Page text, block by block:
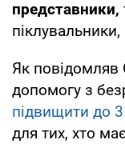
представники,
Як повідомляв
допомогу з
підвищити до
для тих, хто